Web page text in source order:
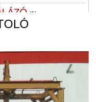
(1)
GÉP (1)